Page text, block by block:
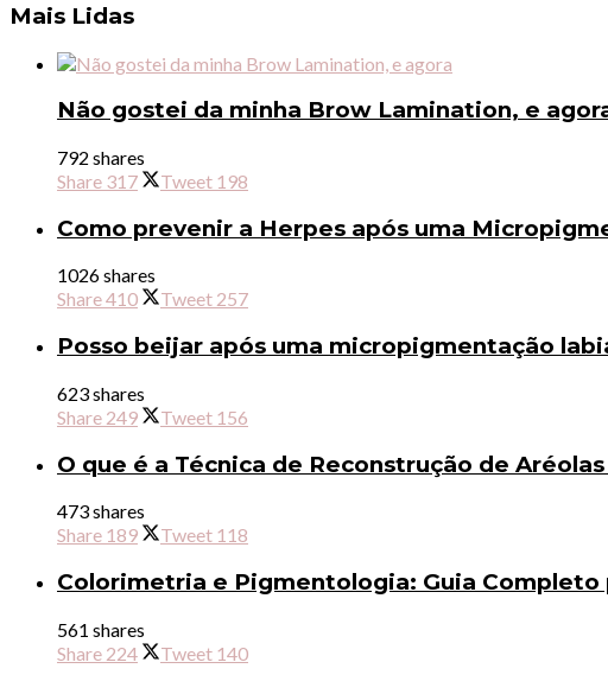
Mais Lidas
Não gostei da minha Brow Lamination, e
792 shares
Share 317 Tweet 198
Como prevenir a Herpes após uma
1026 shares
Share410 Tweet 257
Posso beijar após uma micropigmentação
623 shares
Share 249 Tweet 156
O que é a Técnica de Reconstrução de
473 shares
Share 189 Tweet 118
Colorimetria e Pigmentologia: Guia
561 shares
Share 224 Tweet 140